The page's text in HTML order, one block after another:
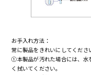
お手入れ方法：
常に製品をきれいにしてくださ
①本製品が汚れた場合には、水
く拭いてください。